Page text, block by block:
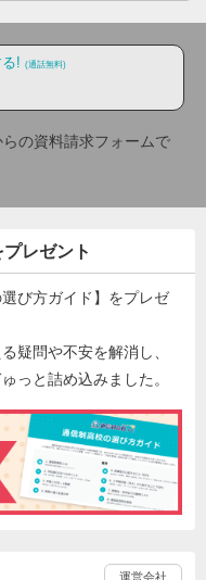
! (通話無料)
の資料請求フォームで
レゼント
び方ガイド】をプレゼ
疑問や不安を解消し、
っと詰め込みました。
運営会社